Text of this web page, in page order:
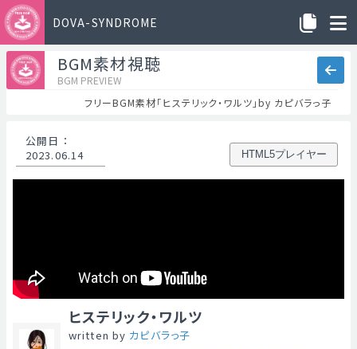
DOVA-SYNDROME
BGM素材視聴
BGM PREVIEW
フリーBGM素材「ヒステリック・ワルツ」by カピバラっ子
公開日 ：
2023.06.14
HTML5プレイヤー
ヒステリック・ワルツ
written by カピバラっ子